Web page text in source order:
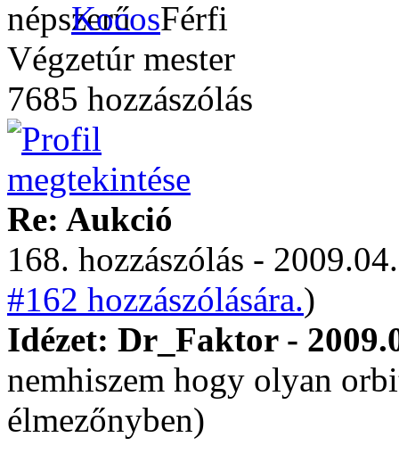
Kocos
Végzetúr mester
7685 hozzászólás
Re: Aukció
168. hozzászólás -
#162 hozzászólására.)
Idézet: Dr_Faktor -
nemhiszem hogy olyan
élmezőnyben)